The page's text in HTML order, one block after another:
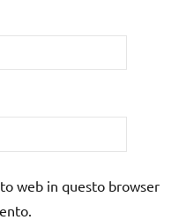
web in questo browser